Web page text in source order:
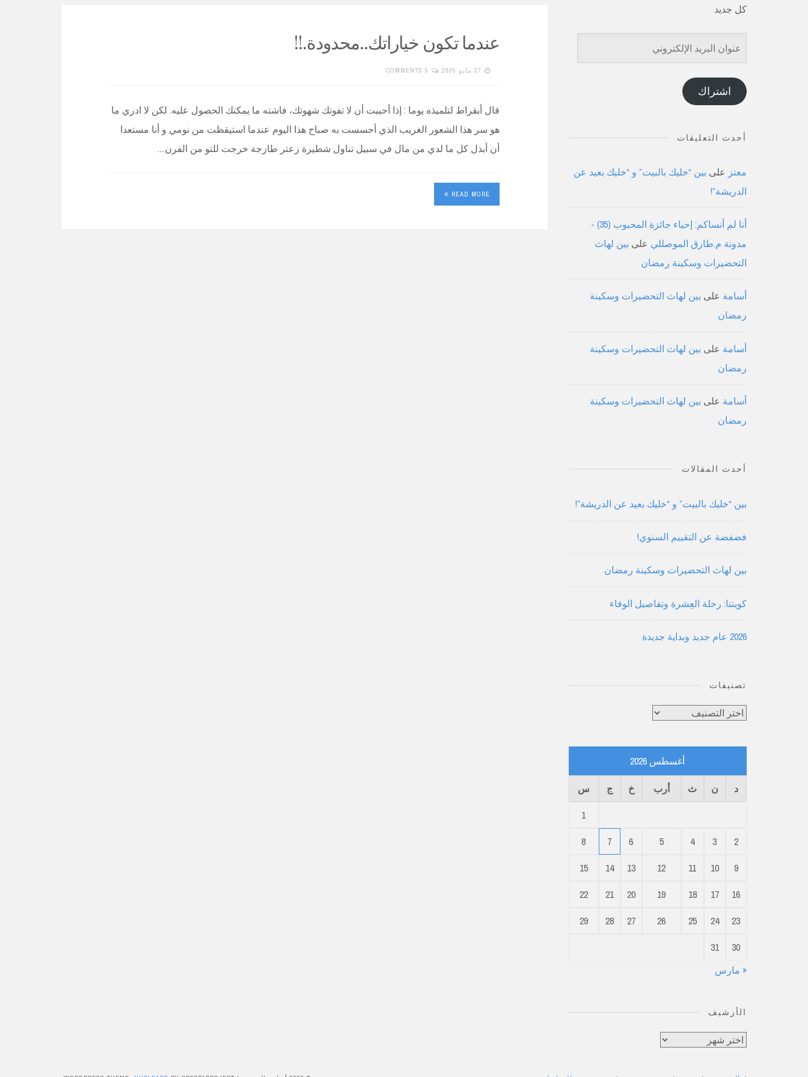
عندما تكون خياراتك..محدودة.!!
27 مايو 2005 5 COMMENTS
قال أبقراط لتلميذه يوما : إذا أحببت أن لا تفوتك شهوتك، فاشته ما يمكنك الحصول عليه. لكن لا ادري ما
هو سر هذا الشعور الغريب الذي أحسست به صباح هذا اليوم عندما استيقظت من نومي و أنا مستعدا
أن أبذل كل ما لدي من مال في سبيل تناول شطيرة زعتر طازجة خرجت للتو من الفرن…
READ MORE
كل جديد
عنوان
البريد
الإلكتروني
اشتراك
أحدث التعليقات
معتز على بين “خليك بالبيت” و “خليك بعيد عن
الدريشة”!
أنا لم أنساكم: إحياء جائزة المحبوب (35) -
مدونة م.طارق الموصللي على بين لهاث
التحضيرات وسكينة رمضان
أسامة على بين لهاث التحضيرات وسكينة
رمضان
أسامة على بين لهاث التحضيرات وسكينة
رمضان
أسامة على بين لهاث التحضيرات وسكينة
رمضان
أحدث المقالات
بين “خليك بالبيت” و “خليك بعيد عن الدريشة”!
فضفضة عن التقييم السنوي!
بين لهاث التحضيرات وسكينة رمضان
كويتنا: رحلة العِشرة وتفاصيل الوفاء
2026 عام جديد وبداية جديدة
تصنيفات
تصنيفات
أغسطس 2026
د ن ث أرب خ ج
س
1
2
3
4
5
6
7
8
9
10
11
12
13
14
15
16
17
18
19
20
21
22
23
24
25
26
27
28
29
30
31
« مارس
الأرشيف
الأرشيف